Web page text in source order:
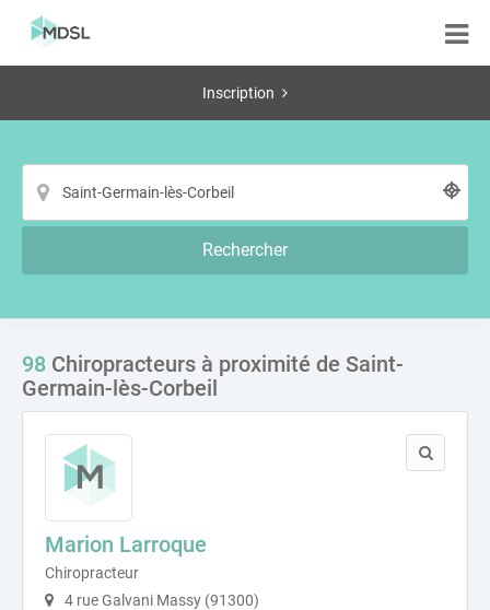
Inscription
Rechercher
98 Chiropracteurs à proximité de Saint-
Germain-lès-Corbeil
Marion Larroque
Chiropracteur
4 rue Galvani Massy (91300)